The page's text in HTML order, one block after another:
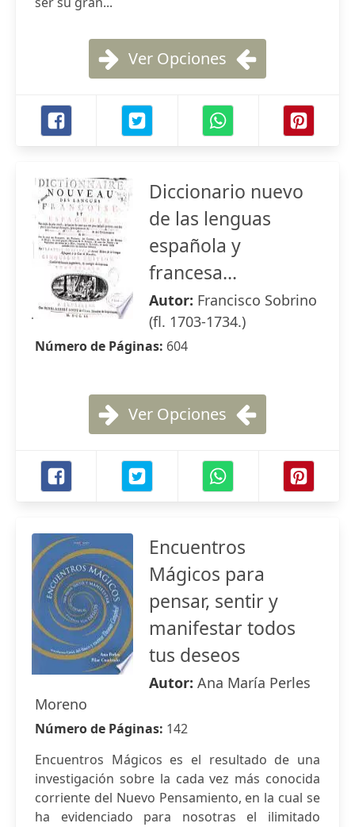
Ver Opciones
Diccionario nuevo
de las lenguas
española y
francesa...
Autor: Francisco Sobrino
(fl. 1703-1734.)
Número de Páginas: 604
Ver Opciones
Encuentros
Mágicos para
pensar, sentir y
manifestar todos
tus deseos
Autor: Ana María Perles
Moreno
Número de Páginas: 142
Encuentros Mágicos es el resultado de una
investigación sobre la cada vez más conocida
corriente del Nuevo Pensamiento, en la cual se
ha evidenciado para nosotras el ilimitado